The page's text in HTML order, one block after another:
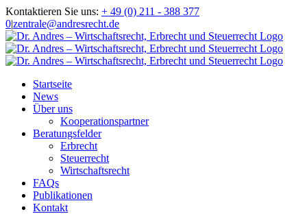
Zum
Inhalt
springen
Kontaktieren Sie uns: + 49 (0) 211 - 388 377
0|zentrale@andresrecht.de
Startseite
News
Über uns
Kooperationspartner
Beratungsfelder
Erbrecht
Steuerrecht
Wirtschaftsrecht
FAQs
Publikationen
Kontakt